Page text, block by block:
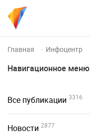
Главная Инфоцентр
Навигационное меню
Все публикации 3316
Новости 2877